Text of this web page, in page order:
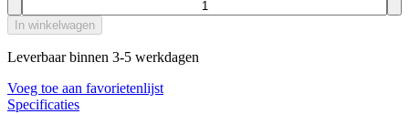
In winkelwagen
Leverbaar binnen 3-5 werkdagen
Voeg toe aan favorietenlijst
Specificaties